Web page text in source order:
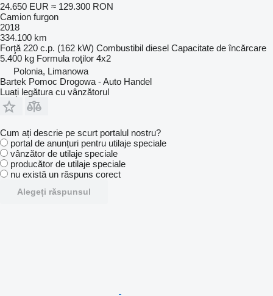
24.650 EUR ≈ 129.300 RON
Camion furgon
2018
334.100 km
Forţă 220 c.p. (162 kW) Combustibil diesel Capacitate de încărcare
5.400 kg Formula roţilor 4x2
Polonia, Limanowa
Bartek Pomoc Drogowa - Auto Handel
Luați legătura cu vânzătorul
Cum ați descrie pe scurt portalul nostru?
portal de anunțuri pentru utilaje speciale
vânzător de utilaje speciale
producător de utilaje speciale
nu există un răspuns corect
Alegeți răspunsul